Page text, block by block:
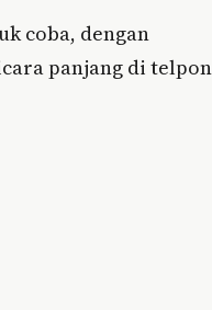
coba, dengan
panjang di telpon